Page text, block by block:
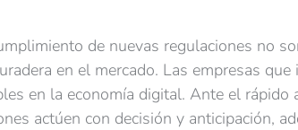
de nuevas regulaciones no
en el mercado. Las empresas
en la economía digital. Ante el
actúen con decisión y